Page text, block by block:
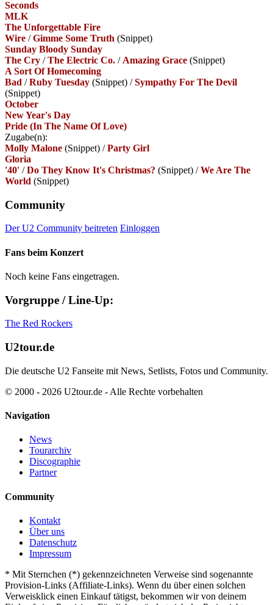
Seconds
MLK
The Unforgettable Fire
Wire /Gimme Some Truth (Snippet)
Sunday Bloody Sunday
The Cry /The Electric Co. / Amazing Grace (Snippet)
A Sort Of Homecoming
Bad /Ruby Tuesday (Snippet) /Sympathy For The Devil
(Snippet)
October
New Year's Day
Pride (In The Name Of Love)
Zugabe(n):
Molly Malone (Snippet) /Party Girl
Gloria
'40' /Do They Know It's Christmas? (Snippet) /We Are The
World (Snippet)
Community
Der U2 Community beitreten Einloggen
Fans beim Konzert
Noch keine Fans eingetragen.
Vorgruppe / Line-Up:
The Red Rockers
U2tour.de
Die deutsche U2 Fanseite mit News, Setlists, Fotos und Community.
© 2000 - 2026 U2tour.de - Alle Rechte vorbehalten
Navigation
News
Tourarchiv
Discographie
Partner
Community
Kontakt
Über uns
Datenschutz
Impressum
* Mit Sternchen (*) gekennzeichneten Verweise sind sogenannte
Provision-Links (Affiliate-Links). Wenn du über einen solchen
Verweisklick einen Einkauf tätigst, bekommen wir von deinem